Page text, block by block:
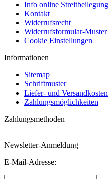
Info online Streitbeilegung
Kontakt
Widerrufsrecht
Widerrufsformular-Muster
Cookie Einstellungen
Informationen
Sitemap
Schriftmuster
Liefer- und Versandkosten
Zahlungsmöglichkeiten
Zahlungsmethoden
Newsletter-Anmeldung
E-Mail-Adresse: